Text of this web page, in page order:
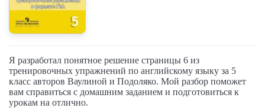
Я разработал понятное решение страницы 6 из
тренировочных упражнений по английскому языку за 5
класс авторов Ваулиной и Подоляко. Мой разбор поможет
вам справиться с домашним заданием и подготовиться к
урокам на отлично.